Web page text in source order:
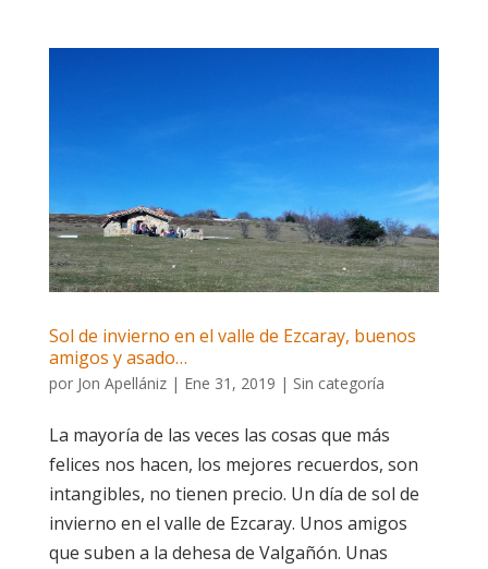
Sol de invierno en el valle de Ezcaray, buenos
amigos y asado…
por Jon Apellániz| Ene 31, 2019 | Sin categoría
La mayoría de las veces las cosas que más
felices nos hacen, los mejores recuerdos, son
intangibles, no tienen precio. Un día de sol de
invierno en el valle de Ezcaray. Unos amigos
que suben a la dehesa de Valgañón. Unas